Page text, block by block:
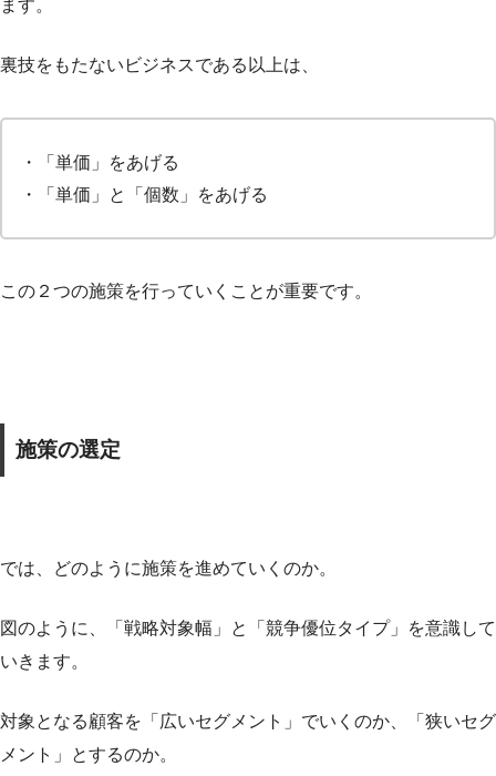
ます。
裏技をもたないビジネスである以上は、
・「単価」をあげる
・「単価」と「個数」をあげる
この２つの施策を行っていくことが重要です。
施策の選定
では、どのように施策を進めていくのか。
図のように、「戦略対象幅」と「競争優位タイプ」を意識して
いきます。
対象となる顧客を「広いセグメント」でいくのか、「狭いセグ
メント」とするのか。